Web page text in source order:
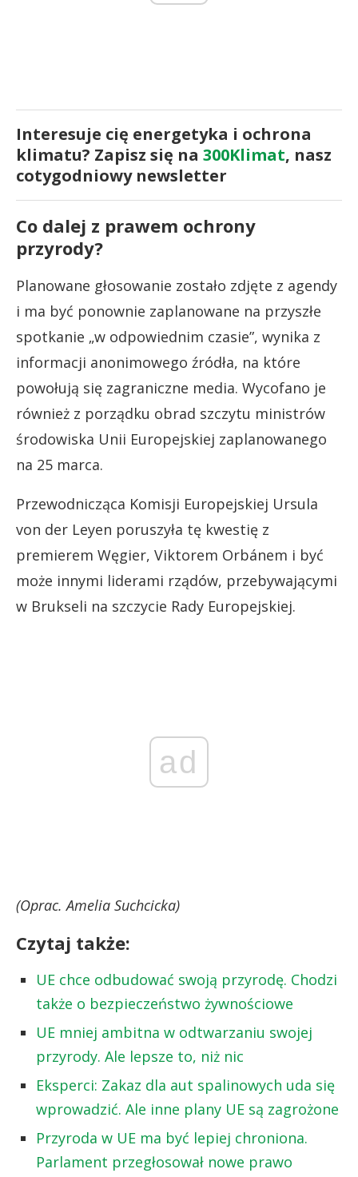
Interesuje cię energetyka i ochrona
klimatu? Zapisz się na 300Klimat, nasz
cotygodniowy newsletter
Co dalej z prawem ochrony
przyrody?
Planowane głosowanie zostało zdjęte z agendy
i ma być ponownie zaplanowane na przyszłe
spotkanie „w odpowiednim czasie”, wynika z
informacji anonimowego źródła, na które
powołują się zagraniczne media. Wycofano je
również z porządku obrad szczytu ministrów
środowiska Unii Europejskiej zaplanowanego
na 25 marca.
Przewodnicząca Komisji Europejskiej Ursula
von der Leyen poruszyła tę kwestię z
premierem Węgier, Viktorem Orbánem i być
może innymi liderami rządów, przebywającymi
w Brukseli na szczycie Rady Europejskiej.
ad
(Oprac. Amelia Suchcicka)
Czytaj także:
UE chce odbudować swoją przyrodę. Chodzi
także o bezpieczeństwo żywnościowe
UE mniej ambitna w odtwarzaniu swojej
przyrody. Ale lepsze to, niż nic
Eksperci: Zakaz dla aut spalinowych uda się
wprowadzić. Ale inne plany UE są zagrożone
Przyroda w UE ma być lepiej chroniona.
Parlament przegłosował nowe prawo